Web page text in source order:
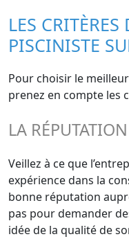
LES
PISCINISTE
Pour choisir le
prenez en compte les
LA
Veillez à ce que
expérience dans la
bonne réputation
pas pour demander
idée de la qualité de